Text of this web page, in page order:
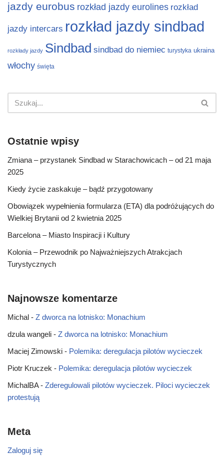
jazdy eurobus rozkład jazdy eurolines rozkład
jazdy intercars rozkład jazdy sindbad
rozkłady jazdy Sindbad sindbad do niemiec turystyka ukraina
włochy święta
Ostatnie wpisy
Zmiana – przystanek Sindbad w Starachowicach – od 21 maja
2025
Kiedy życie zaskakuje – bądź przygotowany
Obowiązek wypełnienia formularza (ETA) dla podróżujących do
Wielkiej Brytanii od 2 kwietnia 2025
Barcelona – Miasto Inspiracji i Kultury
Kolonia – Przewodnik po Najważniejszych Atrakcjach
Turystycznych
Najnowsze komentarze
Michal - Z dworca na lotnisko: Monachium
dzula wangeli - Z dworca na lotnisko: Monachium
Maciej Zimowski - Polemika: deregulacja pilotów wycieczek
Piotr Kruczek - Polemika: deregulacja pilotów wycieczek
MichalBA- Zderegulowali pilotów wycieczek. Piloci wycieczek
protestują
Meta
Zaloguj się